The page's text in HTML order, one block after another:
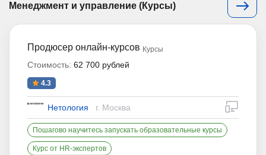
Менеджмент и управление (Курсы)
Продюсер онлайн-курсов Курсы
Стоимость: 62 700 рублей
4.3
Нетология г. Москва
Пошагово научитесь запускать образовательные курсы
Курс от HR-экспертов